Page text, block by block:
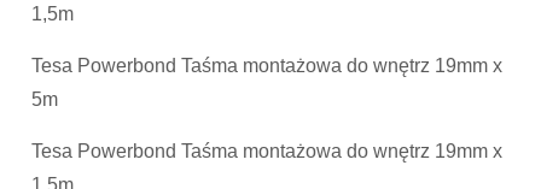
1,5m
Tesa Powerbond Taśma montażowa do wnętrz 19mm x
5m
Tesa Powerbond Taśma montażowa do wnętrz 19mm x
1,5m